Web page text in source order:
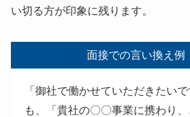
い切る方が印象に残ります。
面接での言い換え例
「御社で働かせていただきたい
も、「貴社の〇〇事業に携わり